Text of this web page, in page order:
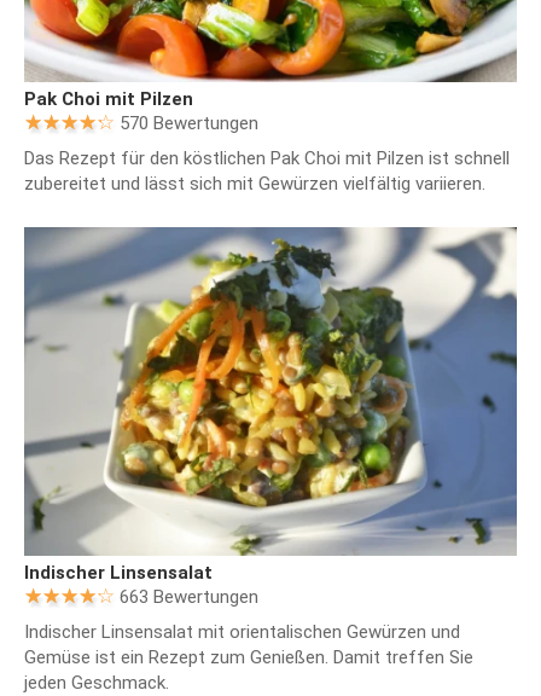
Pak Choi mit Pilzen
570 Bewertungen
Das Rezept für den köstlichen Pak Choi mit Pilzen ist schnell
zubereitet und lässt sich mit Gewürzen vielfältig variieren.
Indischer Linsensalat
663 Bewertungen
Indischer Linsensalat mit orientalischen Gewürzen und
Gemüse ist ein Rezept zum Genießen. Damit treffen Sie
jeden Geschmack.